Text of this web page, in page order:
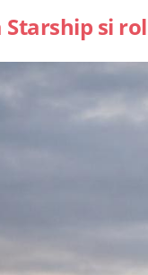
Starship si